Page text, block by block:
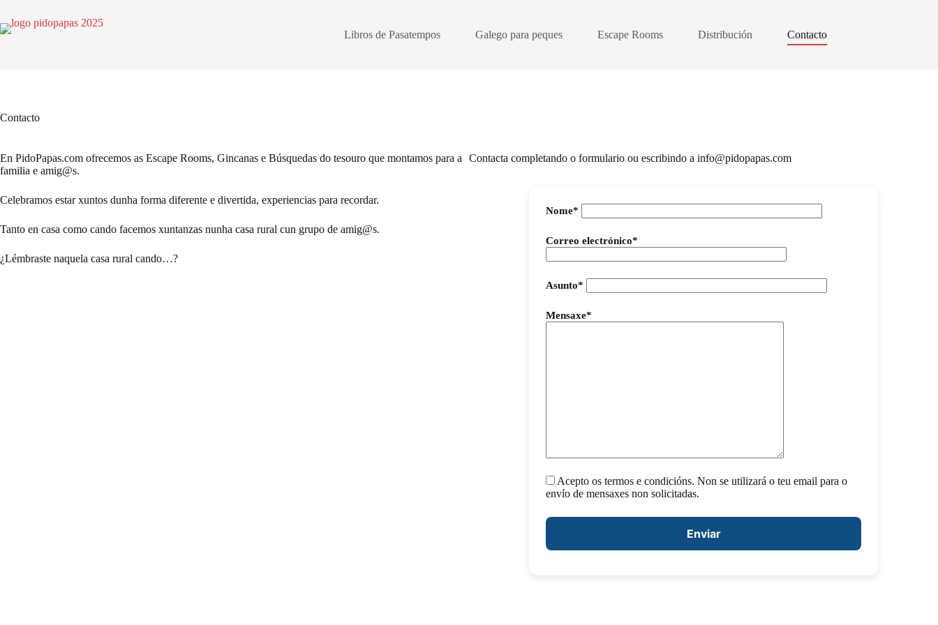
contido
Libros de Pasatempos Galego para peques Escape Rooms Distribución Contacto
Contacto
En PidoPapas.com ofrecemos as Escape Rooms, Gincanas e Búsquedas do tesouro que montamos para a
familia e amig@s.
Celebramos estar xuntos dunha forma diferente e divertida, experiencias para recordar.
Tanto en casa como cando facemos xuntanzas nunha casa rural cun grupo de amig@s.
¿Lémbraste naquela casa rural cando…?
Contacta completando o formulario ou escribindo a info@pidopapas.com
Nome*
Correo electrónico*
Asunto*
Mensaxe*
Acepto os termos e condicións. Non se utilizará o teu email para o
envío de mensaxes non solicitadas.